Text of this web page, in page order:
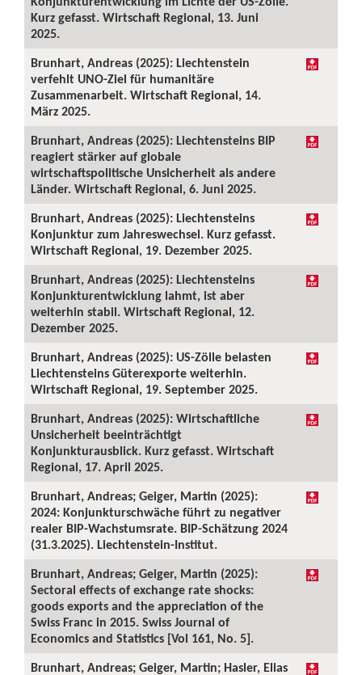
Kurz gefasst. Wirtschaft Regional, 13. Juni
2025.
Brunhart, Andreas (2025): Liechtenstein
verfehlt UNO-Ziel für humanitäre
Zusammenarbeit. Wirtschaft Regional, 14.
März 2025.
Brunhart, Andreas (2025): Liechtensteins BIP
reagiert stärker auf globale
wirtschaftspolitische Unsicherheit als andere
Länder. Wirtschaft Regional, 6. Juni 2025.
Brunhart, Andreas (2025): Liechtensteins
Konjunktur zum Jahreswechsel. Kurz gefasst.
Wirtschaft Regional, 19. Dezember 2025.
Brunhart, Andreas (2025): Liechtensteins
Konjunkturentwicklung lahmt, ist aber
weiterhin stabil. Wirtschaft Regional, 12.
Dezember 2025.
Brunhart, Andreas (2025): US-Zölle belasten
Liechtensteins Güterexporte weiterhin.
Wirtschaft Regional, 19. September 2025.
Brunhart, Andreas (2025): Wirtschaftliche
Unsicherheit beeinträchtigt
Konjunkturausblick. Kurz gefasst. Wirtschaft
Regional, 17. April 2025.
Brunhart, Andreas; Geiger, Martin (2025):
2024: Konjunkturschwäche führt zu negativer
realer BIP-Wachstumsrate. BIP-Schätzung 2024
(31.3.2025). Liechtenstein-Institut.
Brunhart, Andreas; Geiger, Martin (2025):
Sectoral effects of exchange rate shocks:
goods exports and the appreciation of the
Swiss Franc in 2015. Swiss Journal of
Economics and Statistics [Vol 161, No. 5].
Brunhart, Andreas; Geiger, Martin; Hasler, Elias